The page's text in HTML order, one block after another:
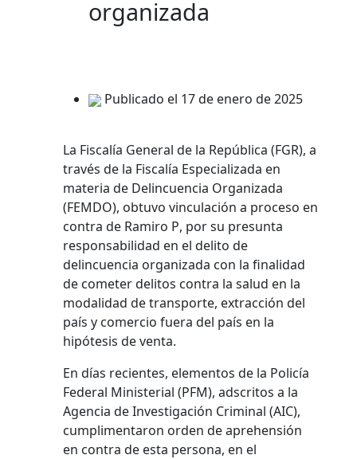
organizada
Publicado el 17 de enero de 2025
La Fiscalía General de la República (FGR), a
través de la Fiscalía Especializada en
materia de Delincuencia Organizada
(FEMDO), obtuvo vinculación a proceso en
contra de Ramiro P, por su presunta
responsabilidad en el delito de
delincuencia organizada con la finalidad
de cometer delitos contra la salud en la
modalidad de transporte, extracción del
país y comercio fuera del país en la
hipótesis de venta.
En días recientes, elementos de la Policía
Federal Ministerial (PFM), adscritos a la
Agencia de Investigación Criminal (AIC),
cumplimentaron orden de aprehensión
en contra de esta persona, en el